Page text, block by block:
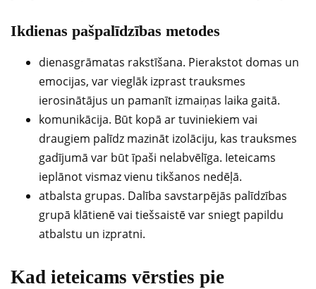
Ikdienas pašpalīdzības metodes
dienasgrāmatas rakstīšana. Pierakstot domas un
emocijas, var vieglāk izprast trauksmes
ierosinātājus un pamanīt izmaiņas laika gaitā.
komunikācija. Būt kopā ar tuviniekiem vai
draugiem palīdz mazināt izolāciju, kas trauksmes
gadījumā var būt īpaši nelabvēlīga. Ieteicams
ieplānot vismaz vienu tikšanos nedēļā.
atbalsta grupas. Dalība savstarpējās palīdzības
grupā klātienē vai tiešsaistē var sniegt papildu
atbalstu un izpratni.
Kad ieteicams vērsties pie